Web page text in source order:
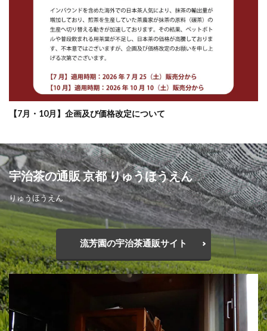
【7月・10月】企画及び価格改定について
宇治茶の通販 京都 りゅうほうえん
りゅうほうえん
流芳園の宇治茶通販サイト